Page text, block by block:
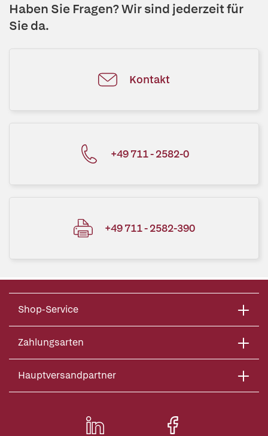
Haben Sie Fragen? Wir sind jederzeit für
Sie da.
Kontakt
+49 711 - 2582-0
+49 711 - 2582-390
Shop-Service
Zahlungsarten
Hauptversandpartner